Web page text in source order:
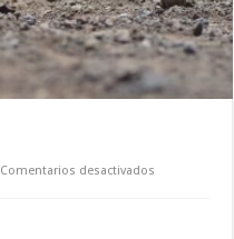
Comentarios desactivados